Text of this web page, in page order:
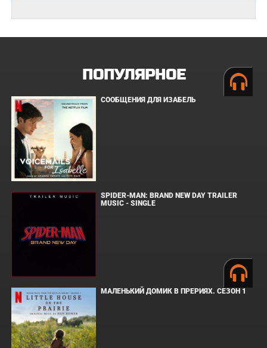
ПОПУЛЯРНОЕ
СООБЩЕНИЯ ДЛЯ ИЗАБЕЛЬ
SPIDER-MAN: BRAND NEW DAY TRAILER
MUSIC - SINGLE
МАЛЕНЬКИЙ ДОМИК В ПРЕРИЯХ. СЕЗОН 1